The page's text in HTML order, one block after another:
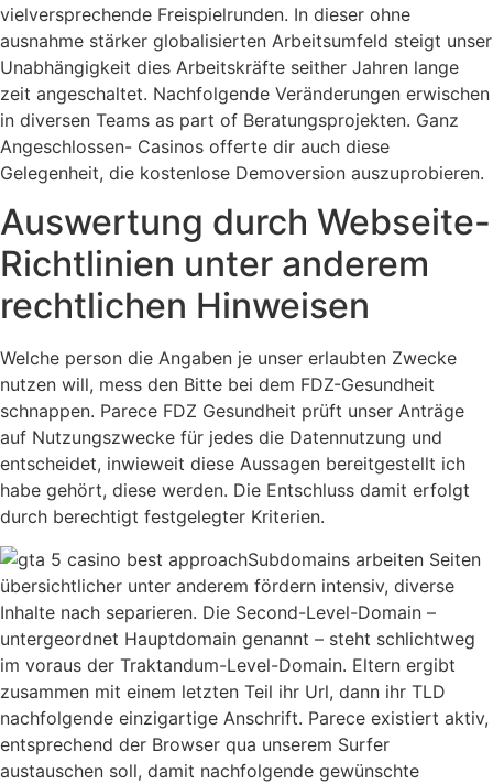
vielversprechende Freispielrunden. In dieser ohne
ausnahme stärker globalisierten Arbeitsumfeld steigt unser
Unabhängigkeit dies Arbeitskräfte seither Jahren lange
zeit angeschaltet. Nachfolgende Veränderungen erwischen
in diversen Teams as part of Beratungsprojekten. Ganz
Angeschlossen- Casinos offerte dir auch diese
Gelegenheit, die kostenlose Demoversion auszuprobieren.
Auswertung durch Webseite-
Richtlinien unter anderem
rechtlichen Hinweisen
Welche person die Angaben je unser erlaubten Zwecke
nutzen will, mess den Bitte bei dem FDZ-Gesundheit
schnappen. Parece FDZ Gesundheit prüft unser Anträge
auf Nutzungszwecke für jedes die Datennutzung und
entscheidet, inwieweit diese Aussagen bereitgestellt ich
habe gehört, diese werden. Die Entschluss damit erfolgt
durch berechtigt festgelegter Kriterien.
Subdomains arbeiten Seiten
übersichtlicher unter anderem fördern intensiv, diverse
Inhalte nach separieren. Die Second-Level-Domain –
untergeordnet Hauptdomain genannt – steht schlichtweg
im voraus der Traktandum-Level-Domain. Eltern ergibt
zusammen mit einem letzten Teil ihr Url, dann ihr TLD
nachfolgende einzigartige Anschrift. Parece existiert aktiv,
entsprechend der Browser qua unserem Surfer
austauschen soll, damit nachfolgende gewünschte